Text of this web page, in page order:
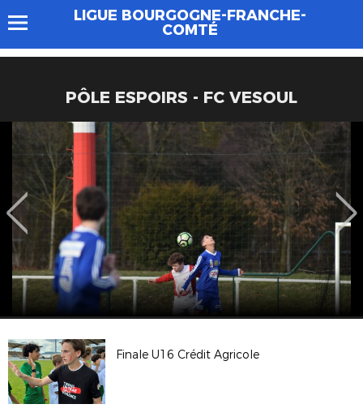
LIGUE BOURGOGNE-FRANCHE-
COMTÉ
PÔLE ESPOIRS - FC VESOUL
Finale U16 Crédit Agricole